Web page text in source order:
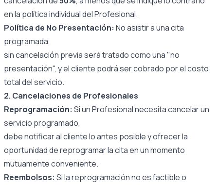
en la política individual del Profesional.
Política de No Presentación: No asistir a una cita
programada
sin cancelación previa será tratado como una "no
presentación", y el cliente podrá ser cobrado por el costo
total del servicio.
2. Cancelaciones de Profesionales
Reprogramación: Si un Profesional necesita cancelar un
servicio programado,
debe notificar al cliente lo antes posible y ofrecer la
oportunidad de reprogramar la cita en un momento
mutuamente conveniente.
Reembolsos: Si la reprogramación no es factible o